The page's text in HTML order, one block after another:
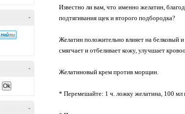
-
-
-
Известно ли вам, что именно желатин,
подтягивания щек и второго подбородка?
Желатин положительно влияет на белковый
смягчает и отбеливает кожу, улучшает
Желатиновый крем против морщин.
* Перемешайте: 1 ч. ложку желатина, 100 мл